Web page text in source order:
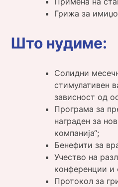
Грижа за
Што нудиме:
Солидни
стимулативен
зависност од
Програма за
награден за
компанија“;
Бенефити за
Учество на
конференции и
Протокол за